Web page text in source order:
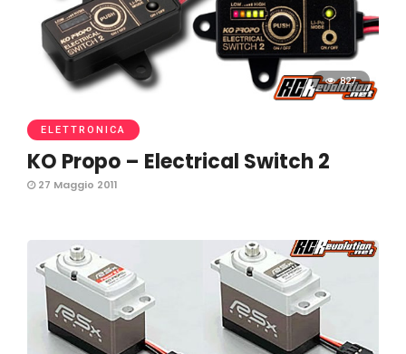
827
ELETTRONICA
KO Propo – Electrical Switch 2
27 Maggio 2011